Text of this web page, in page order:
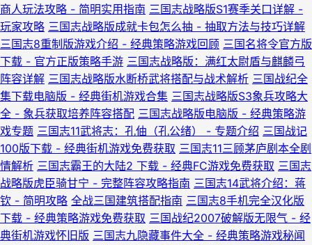
商人玩法攻略 - 简明实用指南 三国志战略版S1赛季关口详解 -
玩家攻略 三国志战略版成就卡包怎么抽 - 抽取方法与技巧详解
三国志8重制版游戏介绍 - 经典策略游戏回顾 三国名将令官方版
下载 - 官方正版策略手游 三国志战略版：满红太尉盾与麒麟弓
阵容详解 三国志战略版水断桥武将搭配与战术解析 三国战纪全
集下载电脑版 - 经典街机游戏合集 三国志战略版S3象兵攻略大
全 - 象兵获取培养阵容搭配 三国志战略版电脑版 - 经典策略游
戏专题 三国志11武将志：孔伷（孔公绪） - 专题介绍 三国战记
100版下载 - 经典街机游戏免费获取 三国志11三顾茅庐剧本全剧
情解析 三国志霸王的大陆2 下载 - 经典FC游戏免费获取 三国志
战略版虎臣骑甘宁 - 完整阵容攻略指南 三国志14武将介绍：蒋
钦 - 简明攻略 全战三国建筑搭配指南 三国志8手机完全汉化版
下载 - 经典策略游戏免费获取 三国战纪2007破解版无限气 - 经
典街机游戏怀旧版 三国志九隐藏事件大全 - 经典策略游戏秘闻